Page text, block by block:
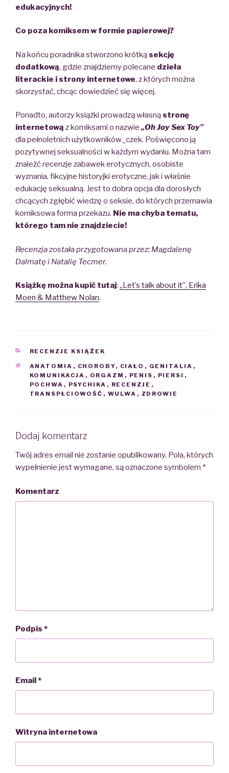
edukacyjnych!
Co poza komiksem w formie papierowej?
Na końcu poradnika stworzono krótkąsekcję
dodatkową, gdzie znajdziemy polecane dzieła
literackie i strony internetowe, z których można
skorzystać, chcąc dowiedzieć się więcej.
Ponadto, autorzy książki prowadzą własnąstronę
internetową z komiksami o nazwie„Oh Joy Sex Toy”
dla pełnoletnich użytkowników_czek. Poświęcono ją
pozytywnej seksualności w każdym wydaniu. Można tam
znaleźć recenzje zabawek erotycznych, osobiste
wyznania, fikcyjne historyjki erotyczne, jak i właśnie
edukację seksualną. Jest to dobra opcja dla dorosłych
chcących zgłębić wiedzę o seksie, do których przemawia
komiksowa forma przekazu. Nie ma chyba tematu,
którego tam nie znajdziecie!
Recenzja została przygotowana przez: Magdalenę
Dalmatę i Natalię Tecmer.
Książkę można kupić tutaj: „Let’s talk about it”, Erika
Moen & Matthew Nolan.
CATEGORIES
RECENZJE KSIĄŻEK
TAGS
ANATOMIA , CHOROBY, CIAŁO , GENITALIA ,
KOMUNIKACJA , ORGAZM , PENIS , PIERSI ,
POCHWA , PSYCHIKA , RECENZJE ,
TRANSPŁCIOWOŚĆ , WULWA , ZDROWIE
Dodaj komentarz
Twój adres email nie zostanie opublikowany. Pola, których
wypełnienie jest wymagane, są oznaczone symbolem *
Komentarz
Podpis *
Email*
Witryna internetowa